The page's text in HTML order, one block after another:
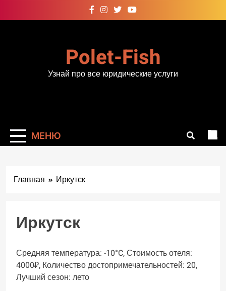
к
Polet-Fish
Узнай про все юридические услуги
МЕНЮ
Главная Иркутск
Иркутск
Средняя температура: -10°C, Стоимость отеля:
4000₽, Количество достопримечательностей: 20,
Лучший сезон: лето